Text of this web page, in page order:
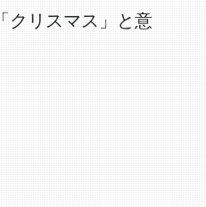
クリスマス」と意